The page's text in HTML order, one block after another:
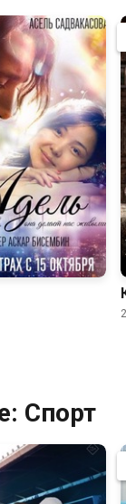
Спорт